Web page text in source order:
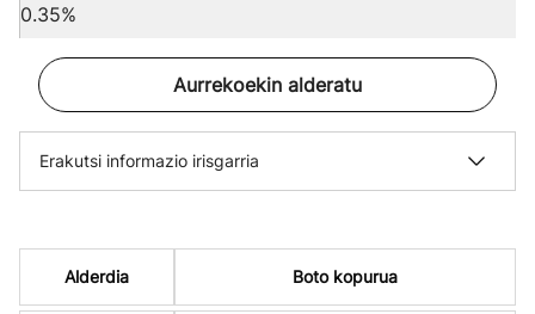
0.35%
Aurrekoekin alderatu
Erakutsi informazio irisgarria
Alderdia Boto kopurua